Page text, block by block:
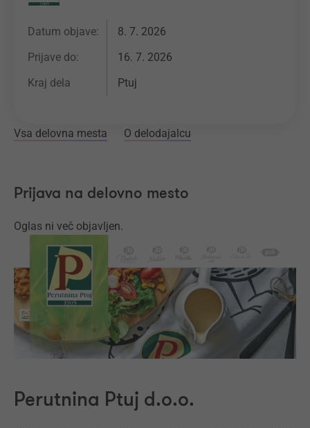
Datum objave:
8. 7. 2026
Prijave do:
16. 7. 2026
Kraj dela
Ptuj
Vsa delovna mesta O delodajalcu
Prijava na delovno mesto
Oglas ni več objavljen.
Perutnina Ptuj d.o.o.